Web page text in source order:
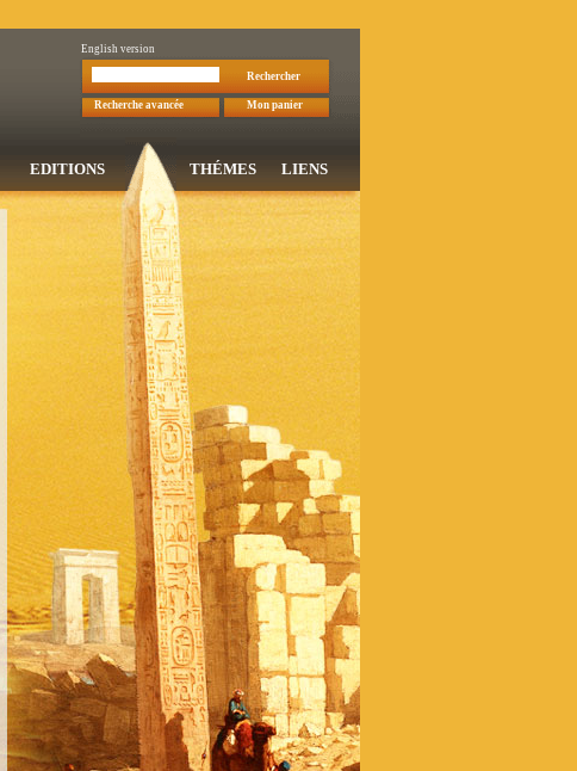
English version
Rechercher
Recherche avancée Mon panier
EDITIONS THÉMES LIENS